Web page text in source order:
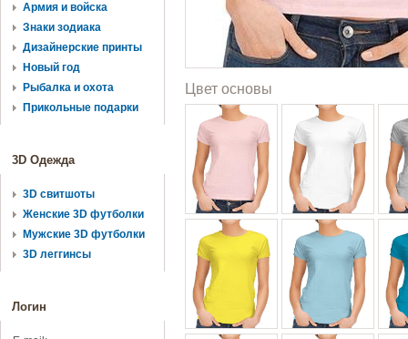
Армия и войска
Знаки зодиака
Дизайнерские принты
Новый год
Рыбалка и охота
Прикольные подарки
3D Одежда
3D свитшоты
Женские 3D футболки
Мужские 3D футболки
3D леггинсы
Логин
Цвет основы